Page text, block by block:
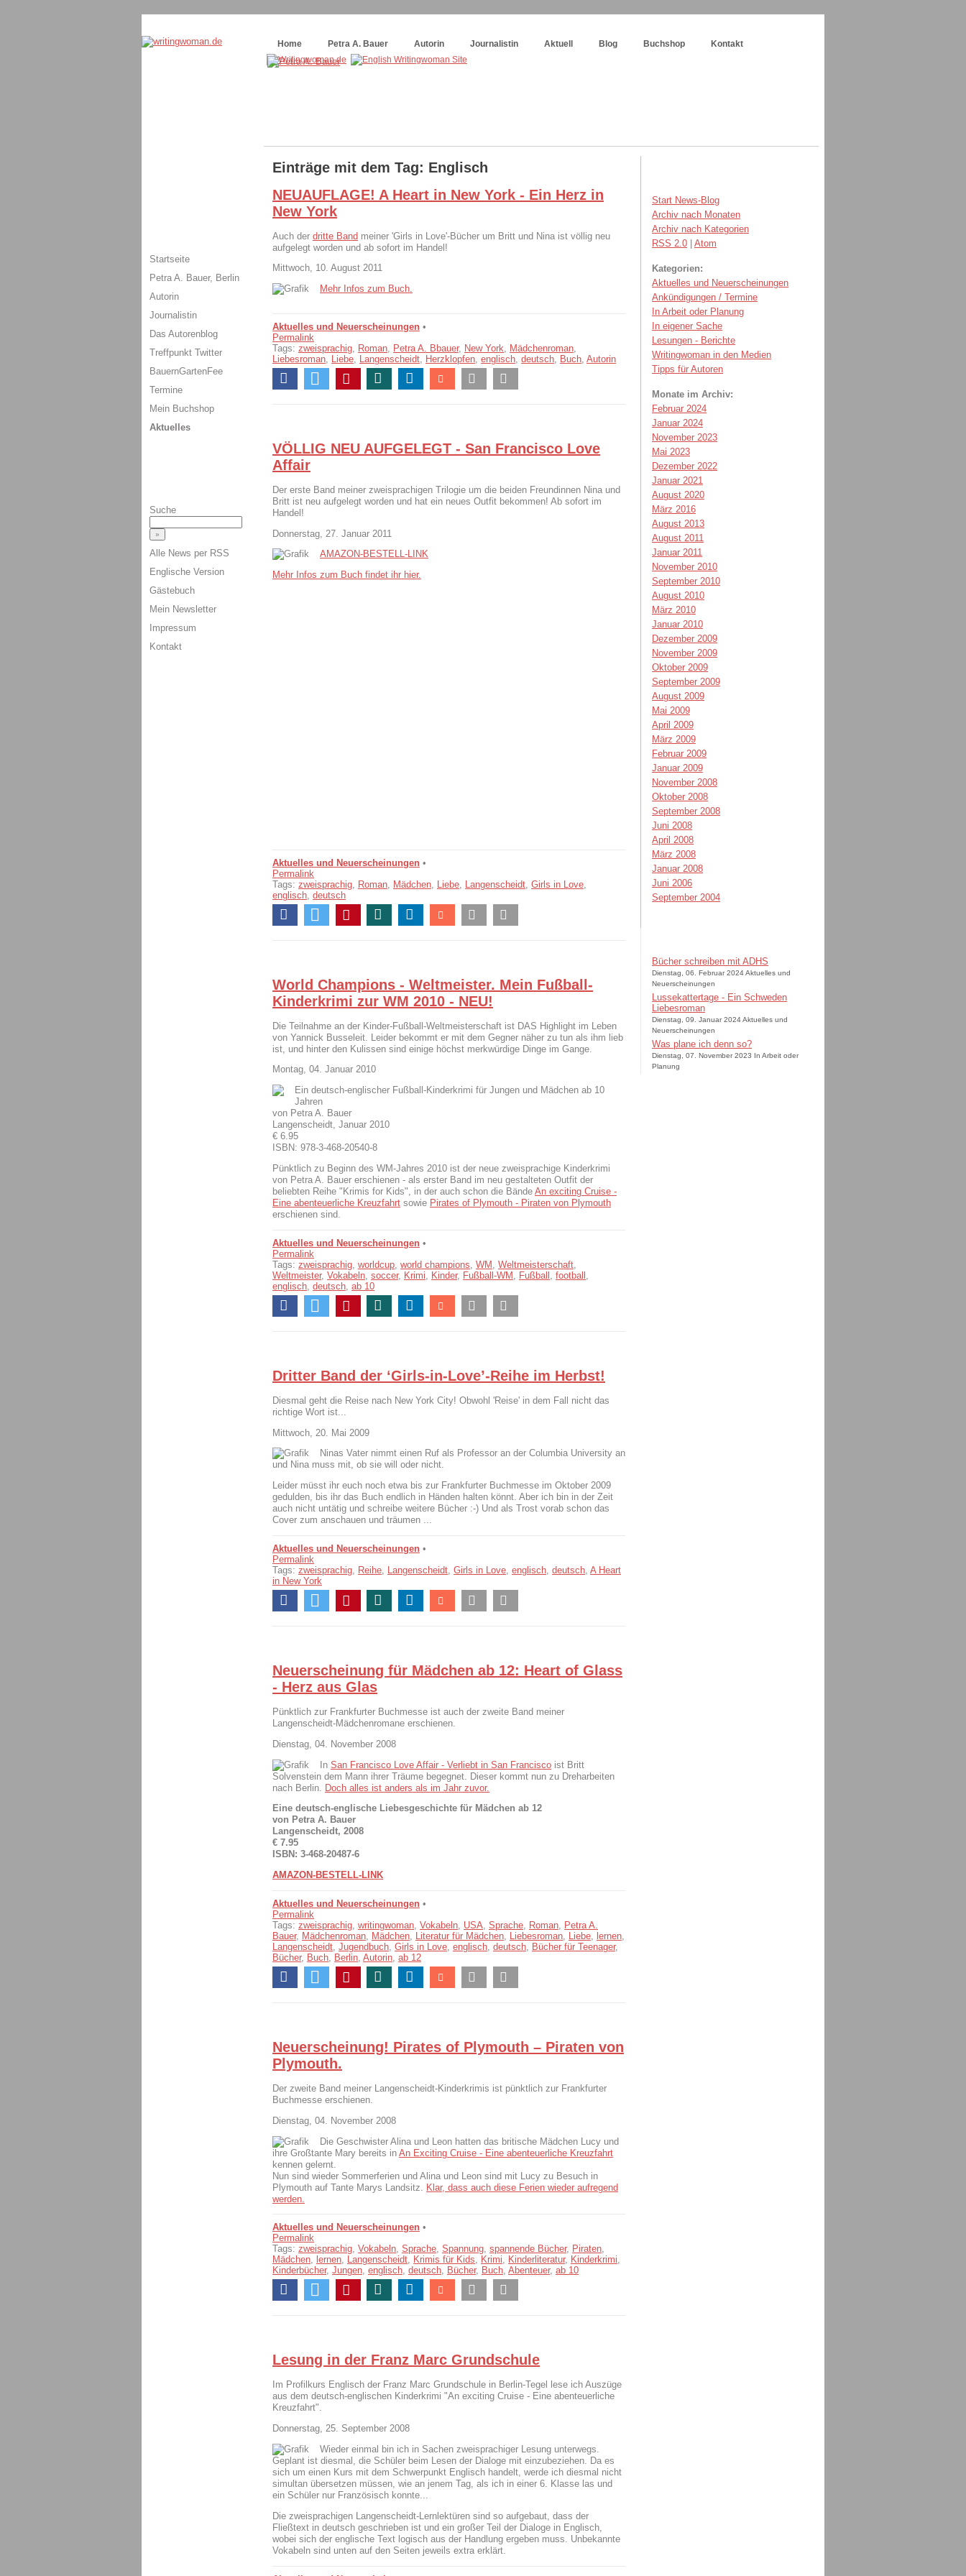
Home
Petra A. Bauer Autorin Journalistin Aktuell Blog Buchshop Kontakt
Einträge mit dem Tag: Englisch
NEUAUFLAGE! A Heart in New York - Ein Herz in
New York
Auch der dritte Band meiner 'Girls in Love'-Bücher um Britt und Nina ist völlig neu
aufgelegt worden und ab sofort im Handel!
Mittwoch, 10. August 2011
Mehr Infos zum Buch.
Aktuelles und Neuerscheinungen •
Permalink
Tags: zweisprachig Roman Petra A. Bbauer, New York Mädchenroman
Liebesroman Liebe Langenscheidt Herzklopfen englisch deutsch Buch Autorin
VÖLLIG NEU AUFGELEGT - San Francisco Love
Affair
Der erste Band meiner zweisprachigen Trilogie um die beiden Freundinnen Nina und
Britt ist neu aufgelegt worden und hat ein neues Outfit bekommen! Ab sofort im
Handel!
Donnerstag, 27. Januar 2011
AMAZON-BESTELL-LINK
Mehr Infos zum Buch findet ihr hier.
Aktuelles und Neuerscheinungen •
Permalink
Tags: zweisprachig Roman Mädchen Liebe Langenscheidt Girls in Love
englisch deutsch
World Champions - Weltmeister. Mein Fußball-
Kinderkrimi zur WM 2010 - NEU!
Die Teilnahme an der Kinder-Fußball-Weltmeisterschaft ist DAS Highlight im Leben
von Yannick Busseleit. Leider bekommt er mit dem Gegner näher zu tun als ihm lieb
ist, und hinter den Kulissen sind einige höchst merkwürdige Dinge im Gange.
Montag, 04. Januar 2010
Ein deutsch-englischer Fußball-Kinderkrimi für Jungen und Mädchen ab 10
Jahren
von Petra A. Bauer
Langenscheidt, Januar 2010
€ 6.95
ISBN: 978-3-468-20540-8
Pünktlich zu Beginn des WM-Jahres 2010 ist der neue zweisprachige Kinderkrimi
von Petra A. Bauer erschienen - als erster Band im neu gestalteten Outfit der
beliebten Reihe "Krimis for Kids", in der auch schon die Bände An exciting Cruise -
Eine abenteuerliche Kreuzfahrt sowie Pirates of Plymouth - Piraten von Plymouth
erschienen sind.
Aktuelles und Neuerscheinungen •
Permalink
Tags: zweisprachig worldcup world champions WM Weltmeisterschaft
Weltmeister, Vokabeln soccer, Krimi Kinder, Fußball-WM Fußball football
englisch deutsch ab 10
Dritter Band der ‘Girls-in-Love’-Reihe im Herbst!
Diesmal geht die Reise nach New York City! Obwohl 'Reise' in dem Fall nicht das
richtige Wort ist...
Mittwoch, 20. Mai 2009
Ninas Vater nimmt einen Ruf als Professor an der Columbia University an
und Nina muss mit, ob sie will oder nicht.
Leider müsst ihr euch noch etwa bis zur Frankfurter Buchmesse im Oktober 2009
gedulden, bis ihr das Buch endlich in Händen halten könnt. Aber ich bin in der Zeit
auch nicht untätig und schreibe weitere Bücher :-) Und als Trost vorab schon das
Cover zum anschauen und träumen ...
Aktuelles und Neuerscheinungen •
Permalink
Tags: zweisprachig, Reihe, Langenscheidt, Girls in Love, englisch, deutsch, A Heart
in New York
Neuerscheinung für Mädchen ab 12: Heart of Glass
- Herz aus Glas
Pünktlich zur Frankfurter Buchmesse ist auch der zweite Band meiner
Langenscheidt-Mädchenromane erschienen.
Dienstag, 04. November 2008
In San Francisco Love Affair - Verliebt in San Francisco ist Britt
Solvenstein dem Mann ihrer Träume begegnet. Dieser kommt nun zu Dreharbeiten
nach Berlin. Doch alles ist anders als im Jahr zuvor.
Eine deutsch-englische Liebesgeschichte für Mädchen ab 12
von Petra A. Bauer
Langenscheidt, 2008
€ 7.95
ISBN: 3-468-20487-6
AMAZON-BESTELL-LINK
Aktuelles und Neuerscheinungen •
Permalink
Tags: zweisprachig, writingwoman, Vokabeln, USA, Sprache, Roman, Petra A.
Bauer, Mädchenroman, Mädchen, Literatur für Mädchen, Liebesroman, Liebe, lernen,
Langenscheidt, Jugendbuch, Girls in Love, englisch, deutsch, Bücher für Teenager,
Bücher, Buch, Berlin, Autorin, ab 12
Neuerscheinung! Pirates of Plymouth – Piraten von
Plymouth.
Der zweite Band meiner Langenscheidt-Kinderkrimis ist pünktlich zur Frankfurter
Buchmesse erschienen.
Dienstag, 04. November 2008
Die Geschwister Alina und Leon hatten das britische Mädchen Lucy und
ihre Großtante Mary bereits in An Exciting Cruise - Eine abenteuerliche Kreuzfahrt
kennen gelernt.
Nun sind wieder Sommerferien und Alina und Leon sind mit Lucy zu Besuch in
Plymouth auf Tante Marys Landsitz. Klar, dass auch diese Ferien wieder aufregend
werden.
Aktuelles und Neuerscheinungen •
Permalink
Tags: zweisprachig, Vokabeln, Sprache, Spannung, spannende Bücher, Piraten,
Mädchen, lernen, Langenscheidt, Krimis für Kids, Krimi, Kinderliteratur, Kinderkrimi,
Kinderbücher, Jungen, englisch, deutsch, Bücher, Buch, Abenteuer, ab 10
Lesung in der Franz Marc Grundschule
Im Profilkurs Englisch der Franz Marc Grundschule in Berlin-Tegel lese ich Auszüge
aus dem deutsch-englischen Kinderkrimi "An exciting Cruise - Eine abenteuerliche
Kreuzfahrt".
Donnerstag, 25. September 2008
Wieder einmal bin ich in Sachen zweisprachiger Lesung unterwegs.
Geplant ist diesmal, die Schüler beim Lesen der Dialoge mit einzubeziehen. Da es
sich um einen Kurs mit dem Schwerpunkt Englisch handelt, werde ich diesmal nicht
simultan übersetzen müssen, wie an jenem Tag, als ich in einer 6. Klasse las und
ein Schüler nur Französisch konnte...
Die zweisprachigen Langenscheidt-Lernlektüren sind so aufgebaut, dass der
Fließtext in deutsch geschrieben ist und ein großer Teil der Dialoge in Englisch,
wobei sich der englische Text logisch aus der Handlung ergeben muss. Unbekannte
Vokabeln sind unten auf den Seiten jeweils extra erklärt.
Start News-Blog
Archiv nach Monaten
Archiv nach Kategorien
RSS 2.0 | Atom
Kategorien:
Aktuelles und Neuerscheinungen
Ankündigungen / Termine
In Arbeit oder Planung
In eigener Sache
Lesungen - Berichte
Writingwoman in den Medien
Tipps für Autoren
Monate im Archiv:
Februar 2024
Januar 2024
November 2023
Mai 2023
Dezember 2022
Januar 2021
August 2020
März 2016
August 2013
August 2011
Januar 2011
November 2010
September 2010
August 2010
März 2010
Januar 2010
Dezember 2009
November 2009
Oktober 2009
September 2009
August 2009
Mai 2009
April 2009
März 2009
Februar 2009
Januar 2009
November 2008
Oktober 2008
September 2008
Juni 2008
April 2008
März 2008
Januar 2008
Juni 2006
September 2004
Bücher schreiben mit ADHS
Dienstag, 06. Februar 2024 Aktuelles und
Neuerscheinungen
Lussekattertage - Ein Schweden
Liebesroman
Dienstag, 09. Januar 2024 Aktuelles und
Neuerscheinungen
Was plane ich denn so?
Dienstag, 07. November 2023 In Arbeit oder
Planung
Startseite
Petra A. Bauer, Berlin
Autorin
Journalistin
Das Autorenblog
Treffpunkt Twitter
BauernGartenFee
Termine
Mein Buchshop
Aktuelles
Suche
Alle News per RSS
Englische Version
Gästebuch
Mein Newsletter
Impressum
Kontakt